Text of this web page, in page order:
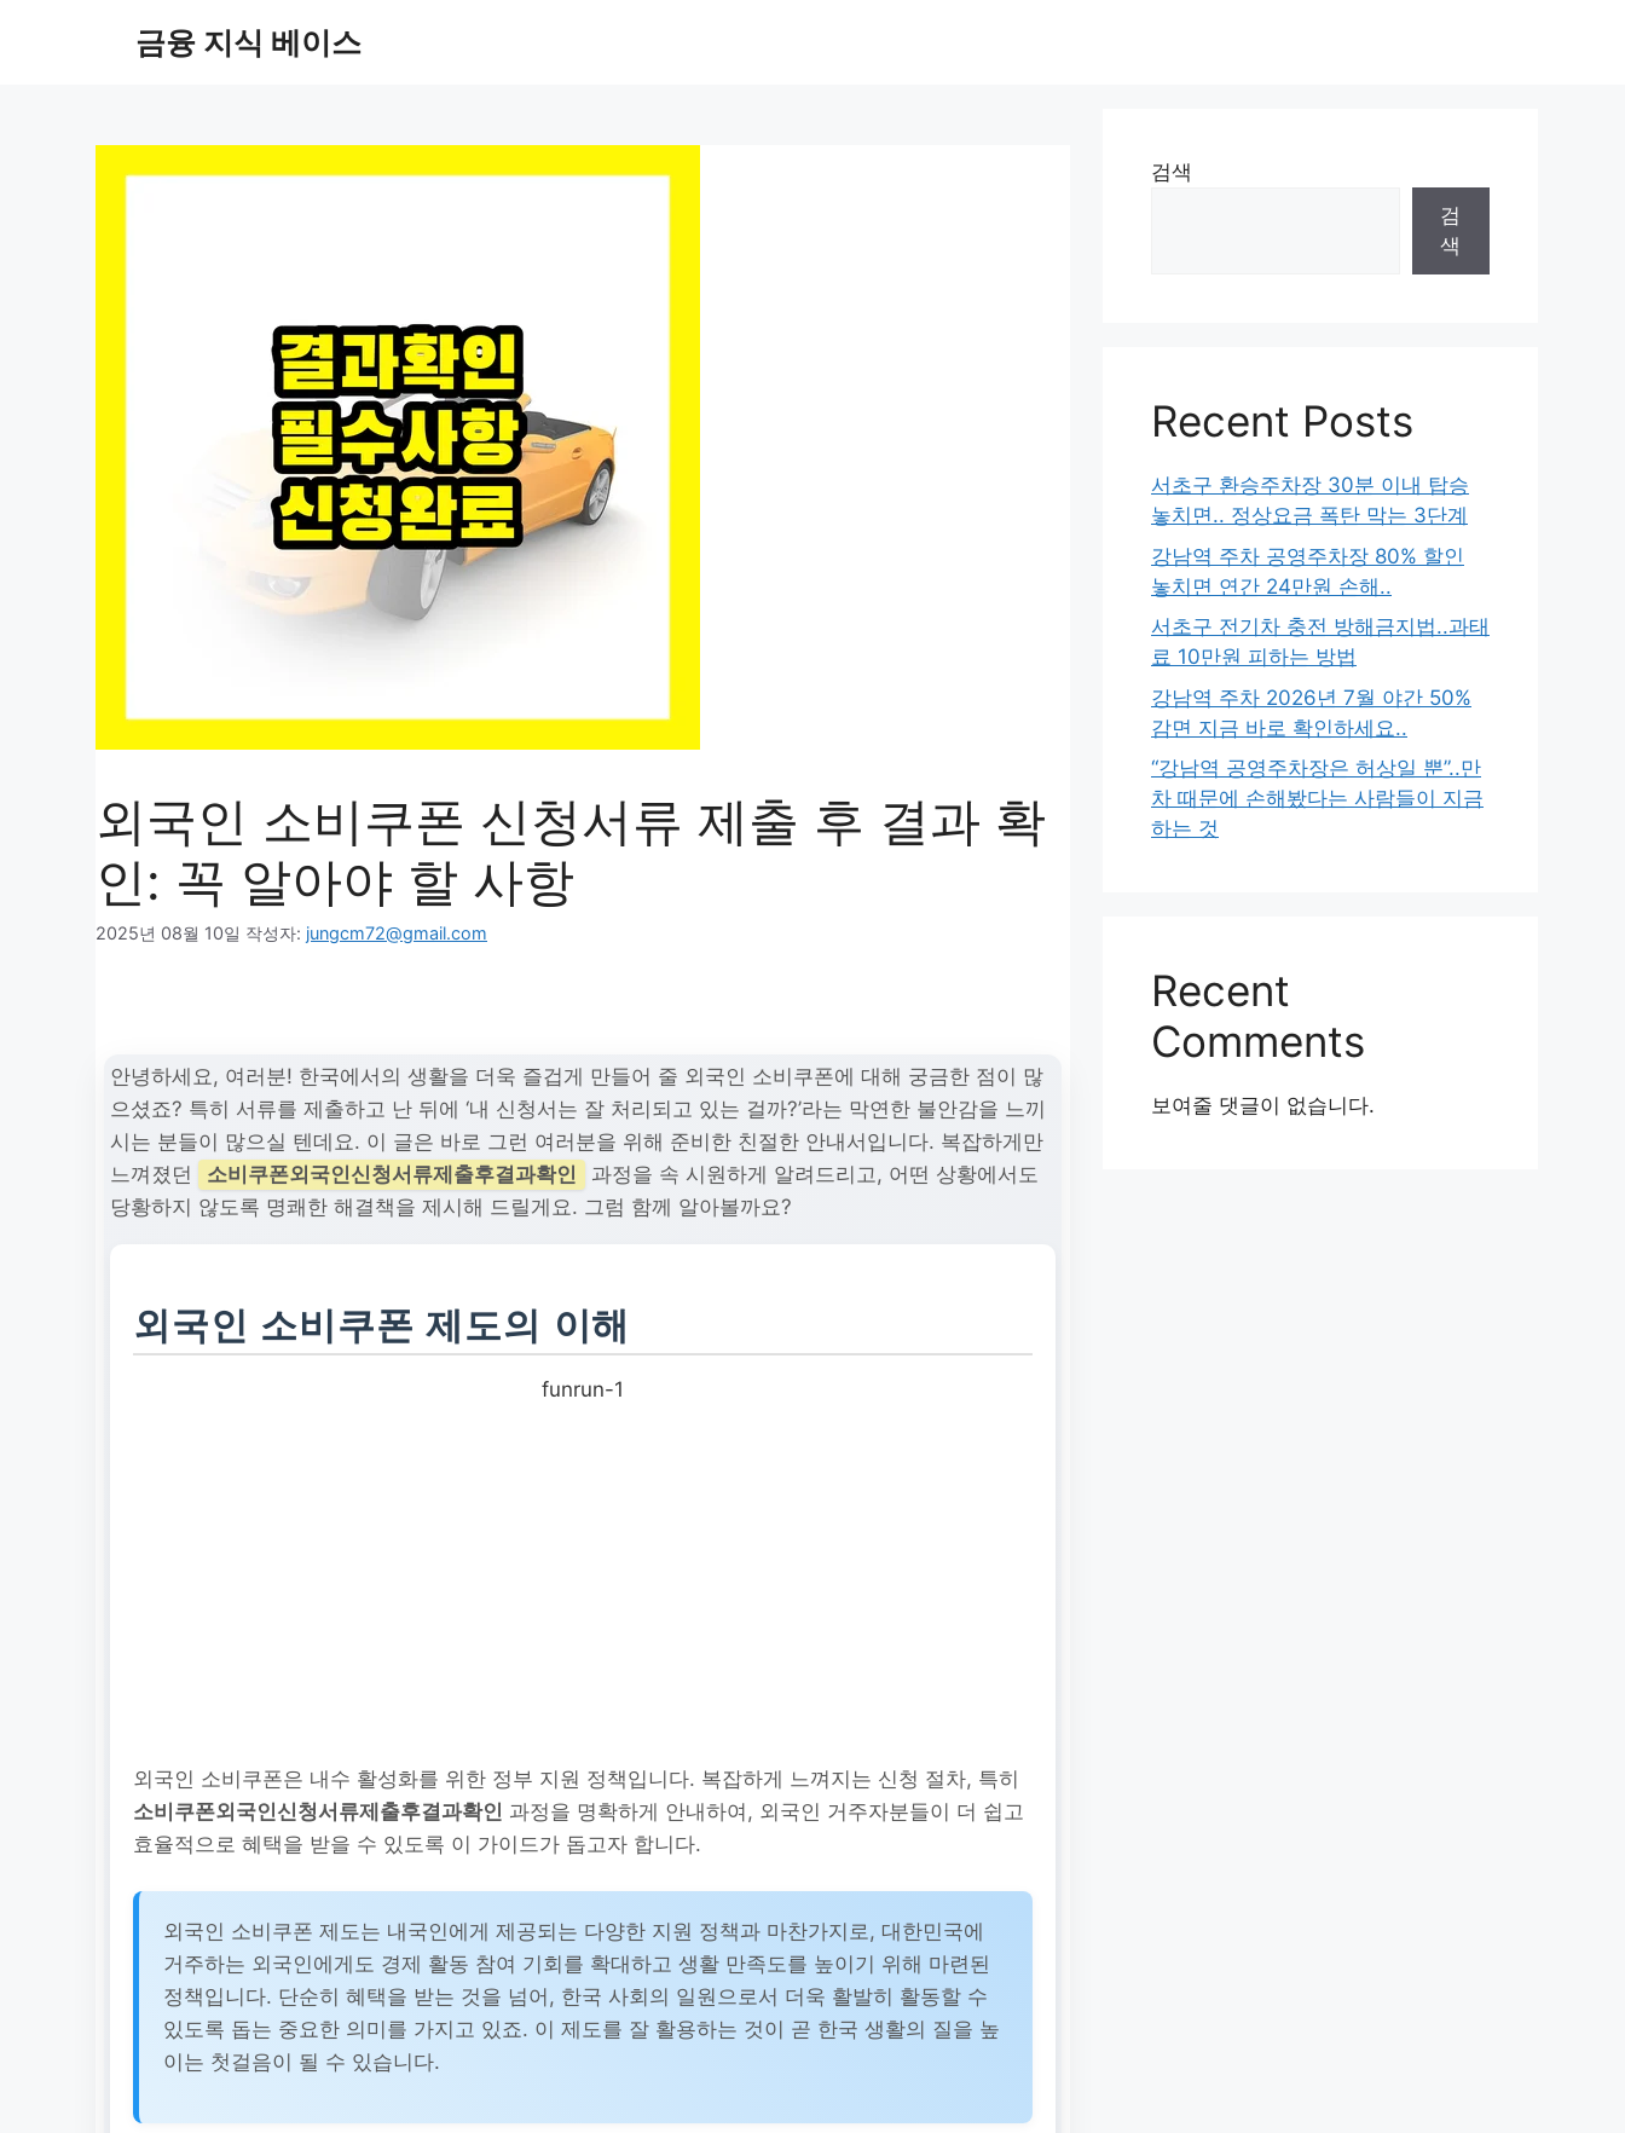
금융 지식 베이스
외국인 소비쿠폰 신청서류 제출 후 결과 확
인: 꼭 알아야 할 사항
2025년 08월 10일 작성자: jungcm72@gmail.com
안녕하세요, 여러분! 한국에서의 생활을 더욱 즐겁게 만들어 줄 외국인 소비쿠폰에 대해 궁금한 점이 많
으셨죠? 특히 서류를 제출하고 난 뒤에 ‘내 신청서는 잘 처리되고 있는 걸까?’라는 막연한 불안감을 느끼
시는 분들이 많으실 텐데요. 이 글은 바로 그런 여러분을 위해 준비한 친절한 안내서입니다. 복잡하게만
느껴졌던
소비쿠폰외국인신청서류제출후결과확인
과정을 속 시원하게 알려드리고, 어떤 상황에서도
당황하지 않도록 명쾌한 해결책을 제시해 드릴게요. 그럼 함께 알아볼까요?
외국인 소비쿠폰 제도의 이해
funrun-1
외국인 소비쿠폰은 내수 활성화를 위한 정부 지원 정책입니다. 복잡하게 느껴지는 신청 절차, 특히
소비쿠폰외국인신청서류제출후결과확인 과정을 명확하게 안내하여, 외국인 거주자분들이 더 쉽고
효율적으로 혜택을 받을 수 있도록 이 가이드가 돕고자 합니다.
외국인 소비쿠폰 제도는 내국인에게 제공되는 다양한 지원 정책과 마찬가지로, 대한민국에
거주하는 외국인에게도 경제 활동 참여 기회를 확대하고 생활 만족도를 높이기 위해 마련된
정책입니다. 단순히 혜택을 받는 것을 넘어, 한국 사회의 일원으로서 더욱 활발히 활동할 수
있도록 돕는 중요한 의미를 가지고 있죠. 이 제도를 잘 활용하는 것이 곧 한국 생활의 질을 높
이는 첫걸음이 될 수 있습니다.
검색
검
색
Recent Posts
서초구 환승주차장 30분 이내 탑승
놓치면.. 정상요금 폭탄 막는 3단계
강남역 주차 공영주차장 80% 할인
놓치면 연간 24만원 손해..
서초구 전기차 충전 방해금지법..과태
료 10만원 피하는 방법
강남역 주차 2026년 7월 야간 50%
감면 지금 바로 확인하세요..
“강남역 공영주차장은 허상일 뿐”..만
차 때문에 손해봤다는 사람들이 지금
하는 것
Recent
Comments
보여줄 댓글이 없습니다.